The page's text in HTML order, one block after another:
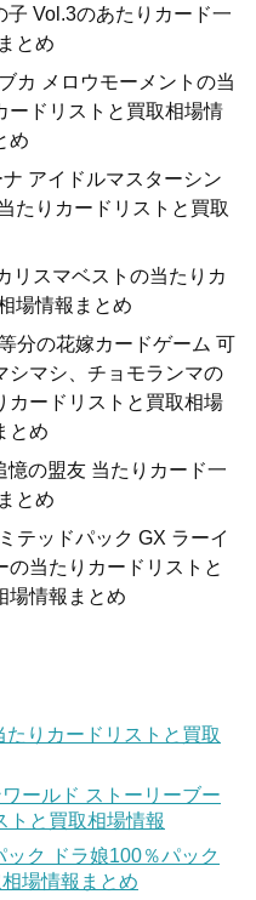
子 Vol.3のあたりカード一
とめ
カ メロウモーメントの当
ードリストと買取相場情
め
アイドルマスターシン
たりカードリストと買取
リスマベストの当たりカ
場情報まとめ
分の花嫁カードゲーム 可
シマシ、チョモランマの
カードリストと買取相場
とめ
憶の盟友 当たりカード一
とめ
テッドパック GX ラーイ
の当たりカードリストと
場情報まとめ
りカードリストと買取
ールド ストーリーブー
トと買取相場情報
ク ドラ娘100％パック
場情報まとめ